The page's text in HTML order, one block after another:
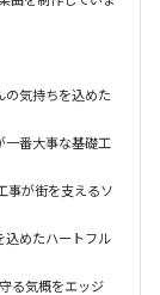
の気持ちを込めた
一番大事な基礎工
事が街を支えるソ
込めたハートフル
る気概をエッジ